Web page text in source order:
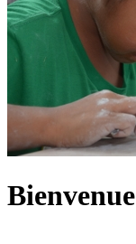
Bienvenue